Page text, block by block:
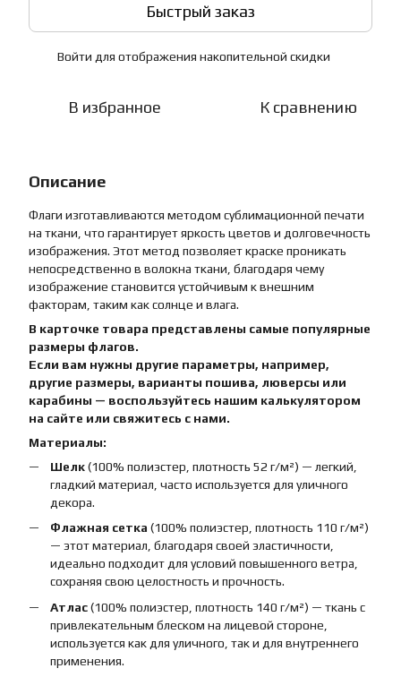
Быстрый заказ
Войти для отображения накопительной скидки
В избранное К сравнению
Описание
Флаги изготавливаются методом сублимационной печати
на ткани, что гарантирует яркость цветов и долговечность
изображения. Этот метод позволяет краске проникать
непосредственно в волокна ткани, благодаря чему
изображение становится устойчивым к внешним
факторам, таким как солнце и влага.
В карточке товара представлены самые популярные
размеры флагов.
Если вам нужны другие параметры, например,
другие размеры, варианты пошива, люверсы или
карабины — воспользуйтесь нашим калькулятором
на сайте или свяжитесь с нами.
Материалы:
Шелк(100% полиэстер, плотность 52 г/м²) — легкий,
гладкий материал, часто используется для уличного
декора.
Флажная сетка (100% полиэстер, плотность 110 г/м²)
— этот материал, благодаря своей эластичности,
идеально подходит для условий повышенного ветра,
сохраняя свою целостность и прочность.
Атлас(100% полиэстер, плотность 140 г/м²) — ткань с
привлекательным блеском на лицевой стороне,
используется как для уличного, так и для внутреннего
применения.